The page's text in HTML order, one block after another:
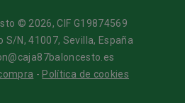
© 2026, CIF G19874569
S/N, 41007, Sevilla, España
- Política de cookies